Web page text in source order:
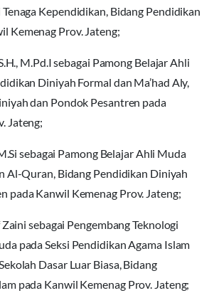
Kependidikan, Bidang Pendidikan
Kemenag Prov. Jateng;
M.Pd.I sebagai Pamong Belajar Ahli
Diniyah Formal dan Ma’had Aly,
dan Pondok Pesantren pada
Jateng;
sebagai Pamong Belajar Ahli Muda
Al-Quran, Bidang Pendidikan Diniyah
pada Kanwil Kemenag Prov. Jateng;
sebagai Pengembang Teknologi
pada Seksi Pendidikan Agama Islam
Dasar Luar Biasa, Bidang
pada Kanwil Kemenag Prov. Jateng;